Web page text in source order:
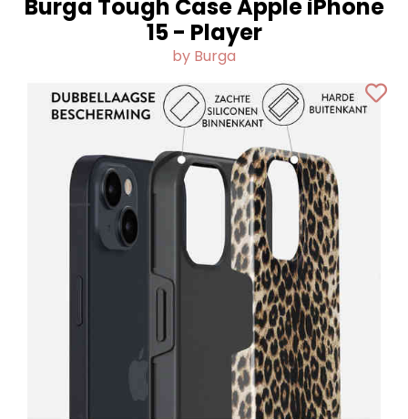
Burga Tough Case Apple iPhone
15 - Player
by Burga